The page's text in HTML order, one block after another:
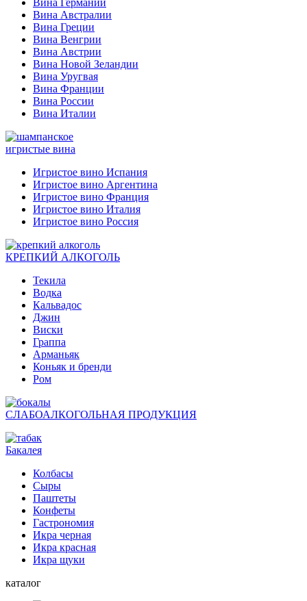
Вина Германии
Вина Австралии
Вина Греции
Вина Венгрии
Вина Австрии
Вина Новой Зеландии
Вина Уругвая
Вина Франции
Вина России
Вина Италии
игристые вина
Игристое вино Испания
Игристое вино Аргентина
Игристое вино Франция
Игристое вино Италия
Игристое вино Россия
КРЕПКИЙ АЛКОГОЛЬ
Текила
Водка
Кальвадос
Джин
Виски
Граппа
Арманьяк
Коньяк и бренди
Ром
СЛАБОАЛКОГОЛЬНАЯ ПРОДУКЦИЯ
Бакалея
Колбасы
Сыры
Паштеты
Конфеты
Гастрономия
Икра черная
Икра красная
Икра щуки
каталог